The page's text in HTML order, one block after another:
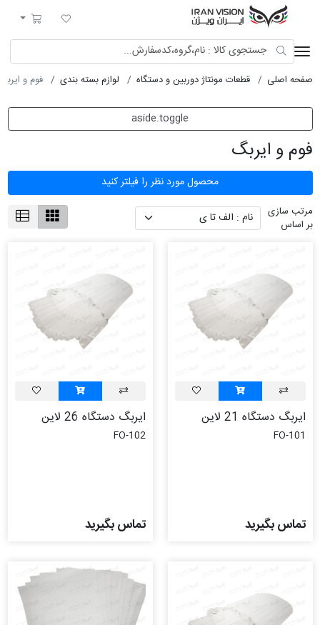
لیست مورد علاقه
سبد خرید
صفحه اصلی قطعات مونتاژ دوربین و دستگاه لوازم بسته بندی فوم و
aside.toggle
فوم و ایربگ
محصول مورد نظر را فیلتر کنید
مرتب سازی
بر اساس
ایربگ دستگاه 21 لاین
FO-101
تماس بگیرید
ایربگ دستگاه 26 لاین
FO-102
تماس بگیرید